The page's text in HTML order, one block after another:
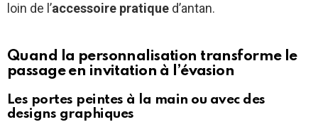
loin de l’accessoire pratique d’antan.
Quand la personnalisation transforme le
passage en invitation à l’évasion
Les portes peintes à la main ou avec des
designs graphiques